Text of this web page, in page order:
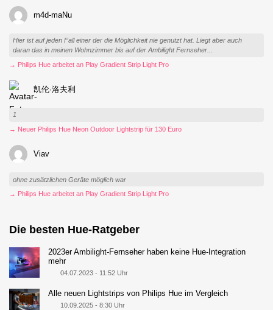
m4d-maNu
Hier ist auf jeden Fall einer der die Möglichkeit nie genutzt hat. Liegt aber auch
daran das in meinen Wohnzimmer bis auf der Ambilight Fernseher...
→ Philips Hue arbeitet an Play Gradient Strip Light Pro
凯伦·洛夫利
1
→ Neuer Philips Hue Neon Outdoor Lightstrip für 130 Euro
Viav
ohne zusätzlichen Geräte möglich war
→ Philips Hue arbeitet an Play Gradient Strip Light Pro
Die besten Hue-Ratgeber
2023er Ambilight-Fernseher haben keine Hue-Integration
mehr
04.07.2023 - 11:52 Uhr
Alle neuen Lightstrips von Philips Hue im Vergleich
10.09.2025 - 8:30 Uhr